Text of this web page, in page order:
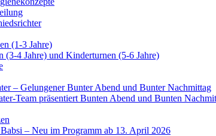
(1-3 Jahre)
(3-4 Jahre) und Kinderturnen (5-6 Jahre)
– Gelungener Bunter Abend und Bunter Nachmittag
Team präsentiert Bunten Abend und Bunten
– Neu im Programm ab 13. April 2026